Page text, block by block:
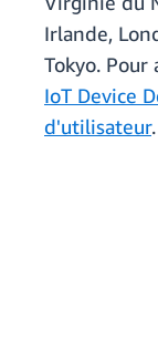
Irlande,
Tokyo.
IoT Device
d'utilisateur.